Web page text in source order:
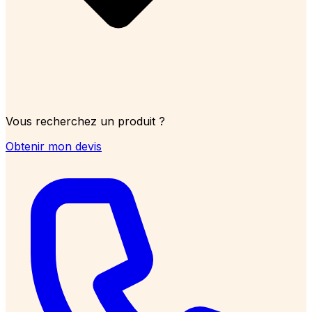
Vous recherchez un produit ?
Obtenir mon devis